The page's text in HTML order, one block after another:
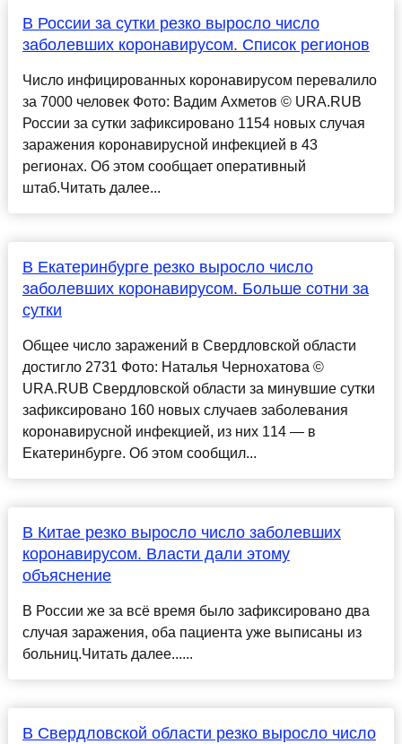
В России за сутки резко выросло число
заболевших коронавирусом. Список регионов
Число инфицированных коронавирусом перевалило
за 7000 человек Фото: Вадим Ахметов © URA.RUВ
России за сутки зафиксировано 1154 новых случая
заражения коронавирусной инфекцией в 43
регионах. Об этом сообщает оперативный
штаб.Читать далее...
В Екатеринбурге резко выросло число
заболевших коронавирусом. Больше сотни за
сутки
Общее число заражений в Свердловской области
достигло 2731 Фото: Наталья Чернохатова ©
URA.RUВ Свердловской области за минувшие сутки
зафиксировано 160 новых случаев заболевания
коронавирусной инфекцией, из них 114 — в
Екатеринбурге. Об этом сообщил...
В Китае резко выросло число заболевших
коронавирусом. Власти дали этому
объяснение
В России же за всё время было зафиксировано два
случая заражения, оба пациента уже выписаны из
больниц.Читать далее......
В Свердловской области резко выросло число